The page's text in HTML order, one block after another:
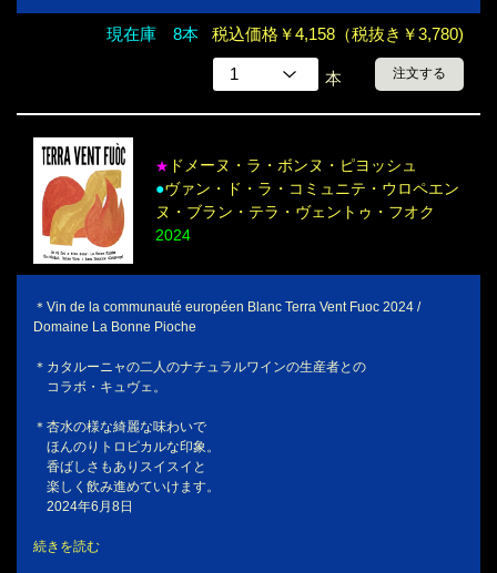
現在庫 8本 税込価格￥4,158（税抜き￥3,780)
本 注文する
★ ドメーヌ・ラ・ボンヌ・ピヨッシュ
●ヴァン・ド・ラ・コミュニテ・ウロペエン
ヌ・ブラン・テラ・ヴェントゥ・フオク
2024
＊Vin de la communauté européen Blanc Terra Vent Fuoc 2024 /
Domaine La Bonne Pioche
＊カタルーニャの二人のナチュラルワインの生産者との
コラボ・キュヴェ。
＊杏水の様な綺麗な味わいで
ほんのりトロピカルな印象。
香ばしさもありスイスイと
楽しく飲み進めていけます。
2024年6月8日
続きを読む